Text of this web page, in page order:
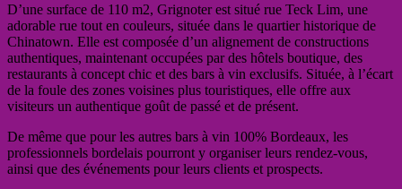
D’une surface de 110 m2, Grignoter est situé rue Teck Lim, une
adorable rue tout en couleurs, située dans le quartier historique de
Chinatown. Elle est composée d’un alignement de constructions
authentiques, maintenant occupées par des hôtels boutique, des
restaurants à concept chic et des bars à vin exclusifs. Située, à l’écart
de la foule des zones voisines plus touristiques, elle offre aux
visiteurs un authentique goût de passé et de présent.
De même que pour les autres bars à vin 100% Bordeaux, les
professionnels bordelais pourront y organiser leurs rendez-vous,
ainsi que des événements pour leurs clients et prospects.